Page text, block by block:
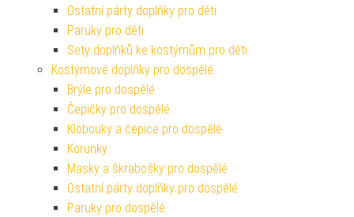
Ostatní párty doplňky pro děti
Paruky pro děti
Sety doplňků ke kostýmům pro děti
Kostýmové doplňky pro dospělé
Brýle pro dospělé
Čepičky pro dospělé
Klobouky a čepice pro dospělé
Korunky
Masky a škrabošky pro dospělé
Ostatní párty doplňky pro dospělé
Paruky pro dospělé